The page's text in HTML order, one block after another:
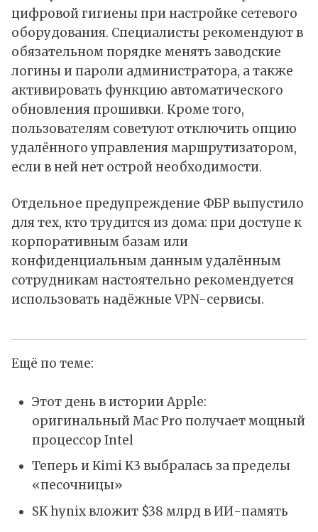
цифровой гигиены при настройке сетевого
оборудования. Специалисты рекомендуют в
обязательном порядке менять заводские
логины и пароли администратора, а также
активировать функцию автоматического
обновления прошивки. Кроме того,
пользователям советуют отключить опцию
удалённого управления маршрутизатором,
если в ней нет острой необходимости.
Отдельное предупреждение ФБР выпустило
для тех, кто трудится из дома: при доступе к
корпоративным базам или
конфиденциальным данным удалённым
сотрудникам настоятельно рекомендуется
использовать надёжные VPN-сервисы.
Ещё по теме:
Этот день в истории Apple:
оригинальный Mac Pro получает мощный
процессор Intel
Теперь и Kimi K3 выбралась за пределы
«песочницы»
SK hynix вложит $38 млрд в ИИ-память